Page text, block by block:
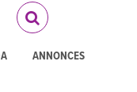
ANNONCES